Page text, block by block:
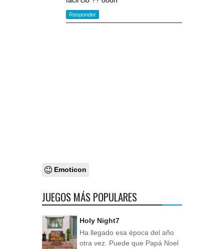
Responder
Emoticon
JUEGOS MÁS POPULARES
Holy Night7
Ha llegado esa época del año
otra vez. Puede que Papá Noel